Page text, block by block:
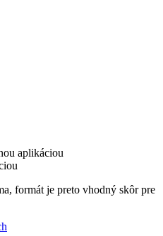
aplikáciou
formát je preto vhodný skôr pre